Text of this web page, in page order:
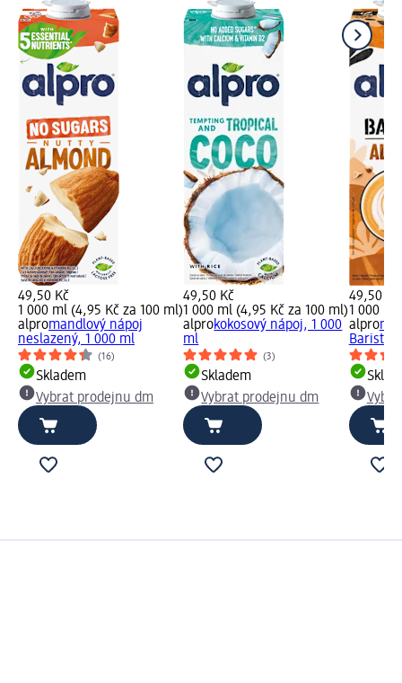
49,50 Kč
1 000 ml (4,95 Kč za 100 ml)
alpromandlový nápoj
neslazený, 1 000 ml
(16)
Skladem
Vybrat prodejnu dm
49,50 Kč
1 000 ml (4,95 Kč za 100 ml)
alprokokosový nápoj, 1 000
ml
(3)
Skladem
Vybrat prodejnu dm
49,50 Kč
1 000 ml
alpro
Barista,